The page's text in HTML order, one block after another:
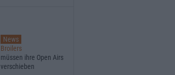
News
Broilers
müssen ihre Open Airs
verschieben